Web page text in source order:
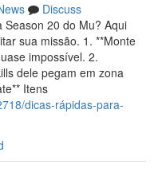
Discuss
20 do Mu? Aqui
sua missão. 1. **Monte
impossível. 2.
dele pegam em zona
Itens
dicas-rápidas-para-